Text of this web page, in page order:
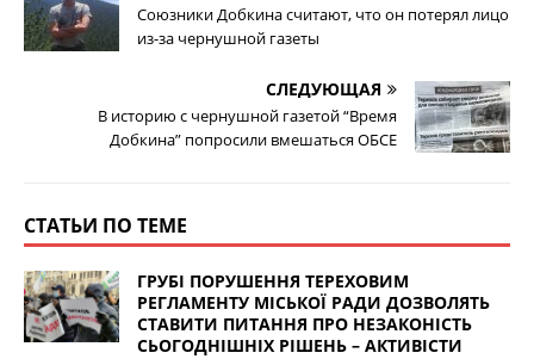
Союзники Добкина считают, что он потерял лицо
из-за чернушной газеты
СЛЕДУЮЩАЯ
В историю с чернушной газетой “Время
Добкина” попросили вмешаться ОБСЕ
СТАТЬИ ПО ТЕМЕ
ГРУБІ ПОРУШЕННЯ ТЕРЕХОВИМ
РЕГЛАМЕНТУ МІСЬКОЇ РАДИ ДОЗВОЛЯТЬ
СТАВИТИ ПИТАННЯ ПРО НЕЗАКОНІСТЬ
СЬОГОДНІШНІХ РІШЕНЬ – АКТИВІСТИ